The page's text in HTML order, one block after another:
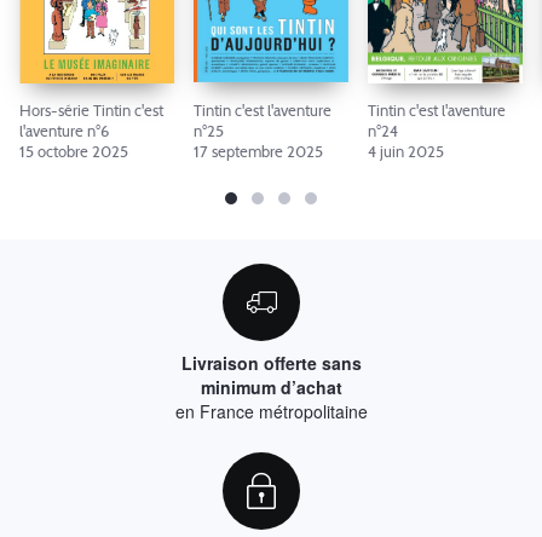
Hors-série Tintin c'est
l'aventure n°6
15 octobre 2025
Tintin c'est l'aventure
n°25
17 septembre 2025
Tintin c'est l'aventure
n°24
4 juin 2025
Livraison offerte sans
minimum d’achat
en France métropolitaine